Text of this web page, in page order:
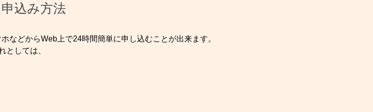
込み方法
などからWeb上で24時間簡単に申し込むことが出来ます。
としては、